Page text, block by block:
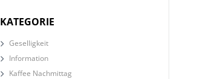
KATEGORIE
Geselligkeit
Information
Kaffee Nachmittag